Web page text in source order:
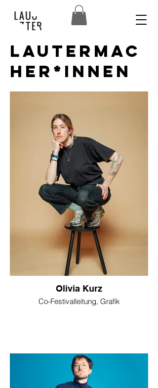
Lautermac
her*innen
Olivia Kurz
Co-Festivalleitung, Grafik